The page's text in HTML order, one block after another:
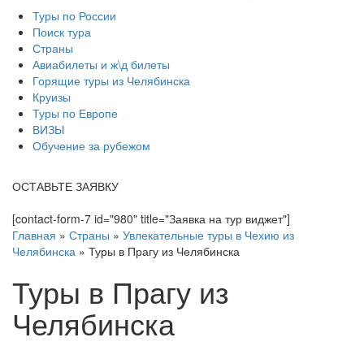
Туры по России
Поиск тура
Страны
Авиабилеты и ж\д билеты
Горящие туры из Челябинска
Круизы
Туры по Европе
ВИЗЫ
Обучение за рубежом
ОСТАВЬТЕ ЗАЯВКУ
[contact-form-7 id="980" title="Заявка на тур виджет"]
Главная » Страны » Увлекательные туры в Чехию из
Челябинска » Туры в Прагу из Челябинска
Туры в Прагу из
Челябинска